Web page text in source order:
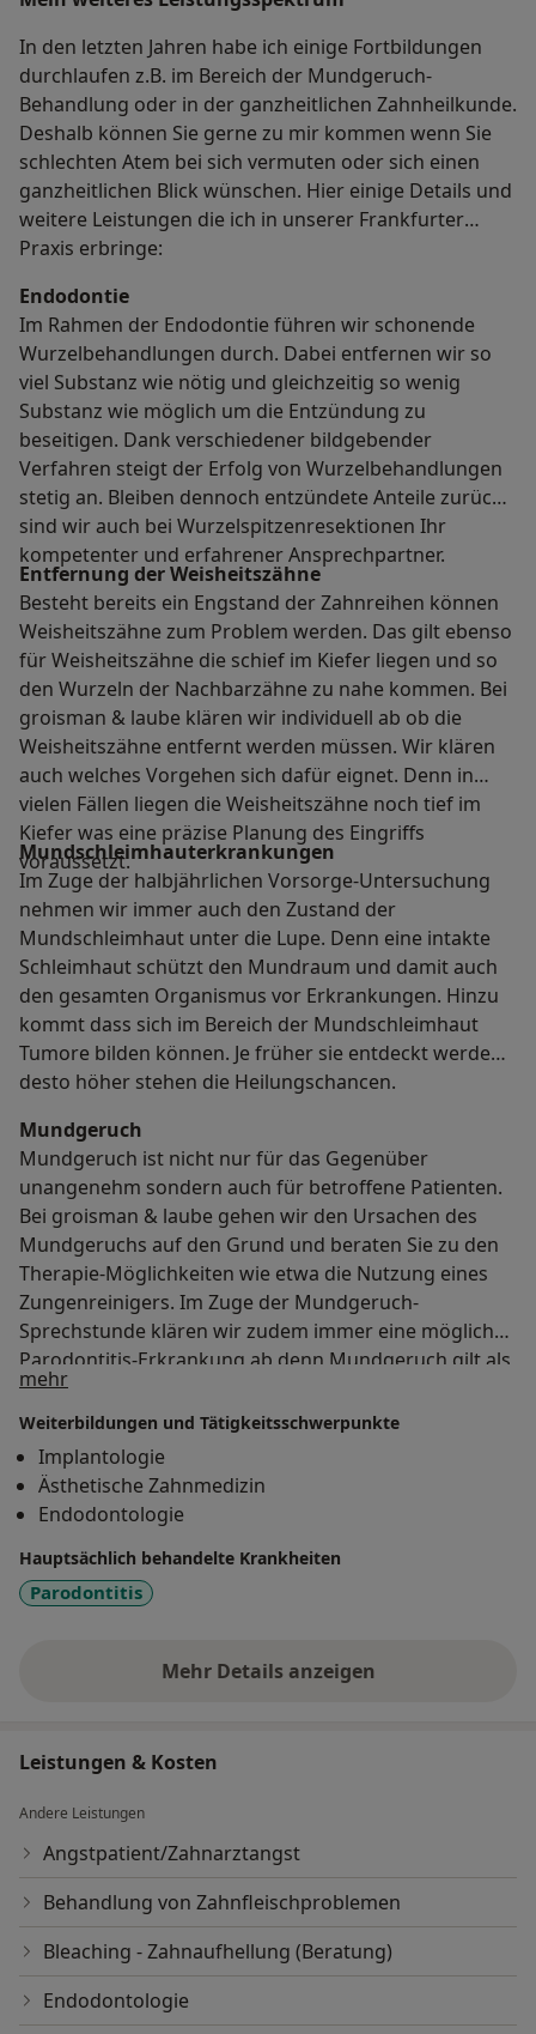
In den letzten Jahren habe ich einige Fortbildungen
durchlaufen z.B. im Bereich der Mundgeruch-
Behandlung oder in der ganzheitlichen Zahnheilkunde.
Deshalb können Sie gerne zu mir kommen wenn Sie
schlechten Atem bei sich vermuten oder sich einen
ganzheitlichen Blick wünschen. Hier einige Details und
weitere Leistungen die ich in unserer Frankfurter
Praxis erbringe:
Endodontie
Im Rahmen der Endodontie führen wir schonende
Wurzelbehandlungen durch. Dabei entfernen wir so
viel Substanz wie nötig und gleichzeitig so wenig
Substanz wie möglich um die Entzündung zu
beseitigen. Dank verschiedener bildgebender
Verfahren steigt der Erfolg von Wurzelbehandlungen
stetig an. Bleiben dennoch entzündete Anteile zurück
sind wir auch bei Wurzelspitzenresektionen Ihr
kompetenter und erfahrener Ansprechpartner.
Entfernung der Weisheitszähne
Besteht bereits ein Engstand der Zahnreihen können
Weisheitszähne zum Problem werden. Das gilt ebenso
für Weisheitszähne die schief im Kiefer liegen und so
den Wurzeln der Nachbarzähne zu nahe kommen. Bei
groisman & laube klären wir individuell ab ob die
Weisheitszähne entfernt werden müssen. Wir klären
auch welches Vorgehen sich dafür eignet. Denn in
vielen Fällen liegen die Weisheitszähne noch tief im
Kiefer was eine präzise Planung des Eingriffs
voraussetzt.
Mundschleimhauterkrankungen
Im Zuge der halbjährlichen Vorsorge-Untersuchung
nehmen wir immer auch den Zustand der
Mundschleimhaut unter die Lupe. Denn eine intakte
Schleimhaut schützt den Mundraum und damit auch
den gesamten Organismus vor Erkrankungen. Hinzu
kommt dass sich im Bereich der Mundschleimhaut
Tumore bilden können. Je früher sie entdeckt werden
desto höher stehen die Heilungschancen.
Mundgeruch
Mundgeruch ist nicht nur für das Gegenüber
unangenehm sondern auch für betroffene Patienten.
Bei groisman & laube gehen wir den Ursachen des
Mundgeruchs auf den Grund und beraten Sie zu den
Therapie-Möglichkeiten wie etwa die Nutzung eines
Zungenreinigers. Im Zuge der Mundgeruch-
Sprechstunde klären wir zudem immer eine mögliche
Parodontitis-Erkrankung ab denn Mundgeruch gilt als
eines der ersten Anzeichen einer Entzündung des
Zahnfleisches.
mehrÜber mich
Weiterbildungen und Tätigkeitsschwerpunkte
Implantologie
Ästhetische Zahnmedizin
Endodontologie
Hauptsächlich behandelte Krankheiten
Parodontitis
Mehr Details anzeigen
über Erfahrungen
Leistungen & Kosten
Andere Leistungen
Angstpatient/Zahnarztangst
Behandlung von Zahnfleischproblemen
Bleaching - Zahnaufhellung (Beratung)
Endodontologie